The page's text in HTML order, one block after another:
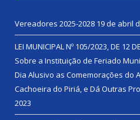
Vereadores 2025-2028 19 de abril
LEI MUNICIPAL Nº 105/2023, DE 12
Sobre a Instituição de Feriado
Dia Alusivo as Comemorações do
Cachoeira do Piriá, e Dá Outras
2023